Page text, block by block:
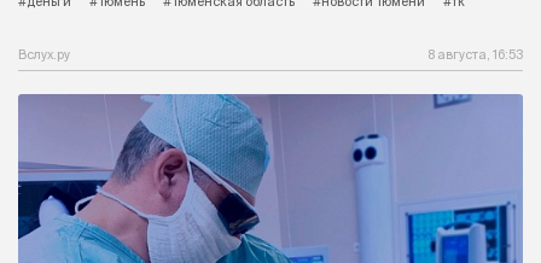
Вслух.ру 8 августа, 16:53